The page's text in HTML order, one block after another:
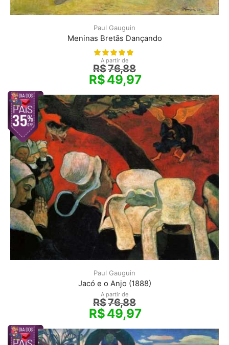
Paul Gauguin
Meninas Bretãs Dançando
A partir de
R$76,88
R$49,97
Paul Gauguin
Jacó e o Anjo (1888)
A partir de
R$76,88
R$49,97